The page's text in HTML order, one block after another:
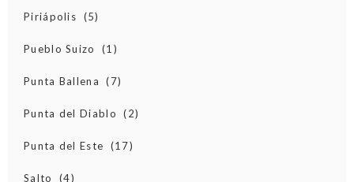
Piriápolis (5)
Pueblo Suizo (1)
Punta Ballena (7)
Punta del Diablo (2)
Punta del Este (17)
Salto (4)